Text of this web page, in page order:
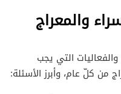
والمعراج
التي يجب
من كلّ عام، وأبرز الأسئلة: